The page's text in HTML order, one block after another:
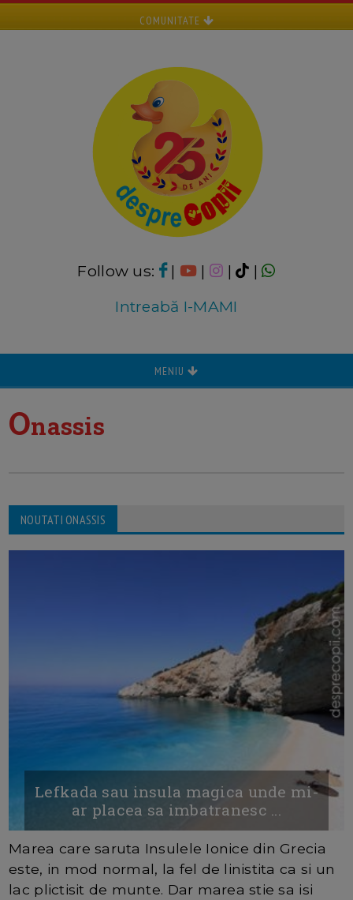
COMUNITATE
Follow us: | | |
|
Intreabă I-MAMI
MENIU
Onassis
NOUTATI ONASSIS
Lefkada sau insula magica unde mi-
ar placea sa imbatranesc ...
Marea care saruta Insulele Ionice din Grecia
este, in mod normal, la fel de linistita ca si un
lac plictisit de munte. Dar marea stie sa isi